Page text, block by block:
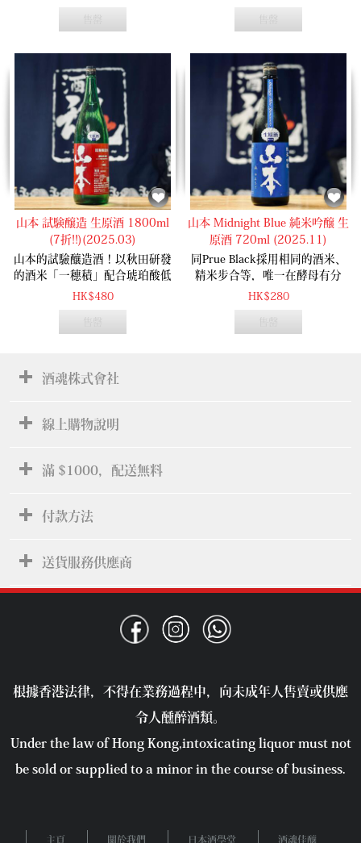
山本 試験醸造 生原酒 1800ml
(7折!!)(2025.03)
山本的試驗釀造酒！以秋田研發
的酒米「一穗積」配合琥珀酸低
生成的酵母釀造。葡萄、草莓的
HK$480
山本 Midnight Blue 純米吟醸 生
原酒 720ml (2025.11)
同Prue Black採用相同的酒米、
精米步合等，唯一在酵母有分
別。柑橘類的亮麗酸度，濃郁飽
HK$280
酒魂株式會社
線上購物說明
滿 $1000，配送無料
付款方法
送貨服務供應商
根據香港法律，不得在業務過程中，向未成年人售賣或供應
令人醺醉酒類。
Under the law of Hong Kong,intoxicating liquor must not
be sold or supplied to a minor in the course of business.
主頁 關於我們 日本酒學堂 酒魂佳釀